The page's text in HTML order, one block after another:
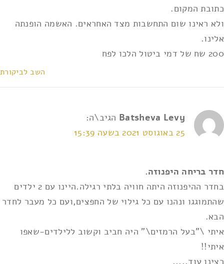
כתובת המקום.
ולא ראינו שום התחשבות מצד האחראים. האשמה הופנתה
אלינו.
200 שח של דמי ביטול הלכו לפח
השב לביקורת
Batsheva Levy הגיב\ה:
25 באוגוסט 2021 בשעה 15:39
חדר בריחה היפנוזה.
בחדר ההיפנוזה היתה חוויה בלתי רגילה.היינו עם 2 ילדים
שהתמוגגו ונהנו עם כל גילוי של החפצים,ועם כל מעבר לחדר
הבא.
איתי \"בעל הרמזים\" היה חביב וקשוב ללילדים-שאפו
איתי!!
רצינו עוד.....